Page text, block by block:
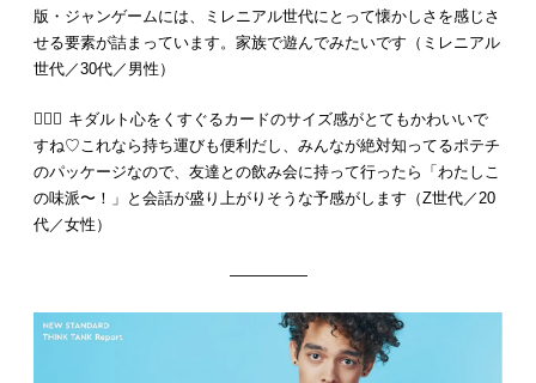
版・ジャンゲームには、ミレニアル世代にとって懐かしさを感じさ
せる要素が詰まっています。家族で遊んでみたいです（ミレニアル
世代／30代／男性）
💁🏻‍♀️ キダルト心をくすぐるカードのサイズ感がとてもかわいいで
すね♡これなら持ち運びも便利だし、みんなが絶対知ってるポテチ
のパッケージなので、友達との飲み会に持って行ったら「わたしこ
の味派〜！」と会話が盛り上がりそうな予感がします（Z世代／20
代／女性）
—————